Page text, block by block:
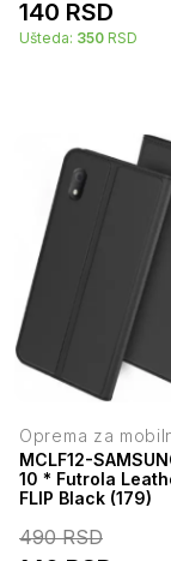
140 RSD
Ušteda: 350 RSD
Oprema za
telefone
MCLF12-
10 * Futrola
FLIP Black (179)
490RSD